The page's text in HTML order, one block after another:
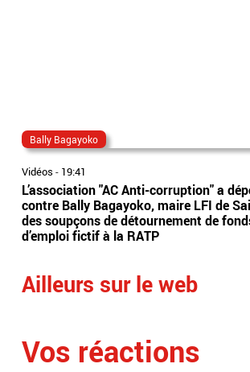
Bally Bagayoko
Vidéos - 19:41
L’association "AC Anti-corruption" a
contre Bally Bagayoko, maire LFI de
des soupçons de détournement de
d’emploi fictif à la RATP
Ailleurs sur le web
Vos réactions